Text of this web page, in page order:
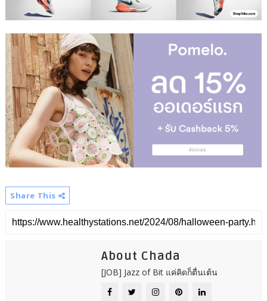
Share This
About Chada
[JOB] Jazz of Bit แค่คิดก็ตื่นเต้น